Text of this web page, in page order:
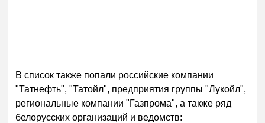
В список также попали российские компании
"Татнефть", "Татойл", предприятия группы "Лукойл",
региональные компании "Газпрома", а также ряд
белорусских организаций и ведомств: